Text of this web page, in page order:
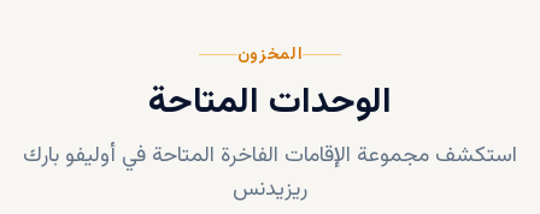
المخزون
الوحدات المتاحة
استكشف مجموعة الإقامات الفاخرة المتاحة في أوليفو بارك
ريزيدنس